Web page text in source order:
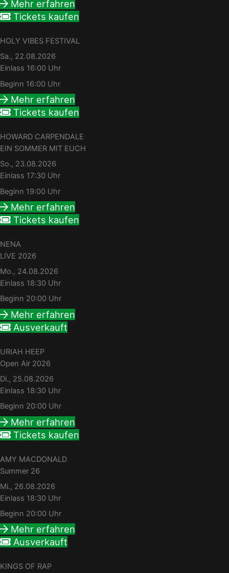
Mehr erfahren
Tickets kaufen
HOLY VIBES FESTIVAL
Sa., 22.08.2026
Einlass 16:00 Uhr
Beginn 16:00 Uhr
Mehr erfahren
Tickets kaufen
HOWARD CARPENDALE
EIN SOMMER MIT EUCH
So., 23.08.2026
Einlass 17:30 Uhr
Beginn 19:00 Uhr
Mehr erfahren
Tickets kaufen
NENA
LIVE 2026
Mo., 24.08.2026
Einlass 18:30 Uhr
Beginn 20:00 Uhr
Mehr erfahren
Ausverkauft
URIAH HEEP
Open Air 2026
Di., 25.08.2026
Einlass 18:30 Uhr
Beginn 20:00 Uhr
Mehr erfahren
Tickets kaufen
AMY MACDONALD
Summer 26
Mi., 26.08.2026
Einlass 18:30 Uhr
Beginn 20:00 Uhr
Mehr erfahren
Ausverkauft
KINGS OF RAP